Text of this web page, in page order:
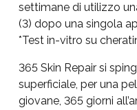
settimane di utilizzo
(3) dopo una singola
*Test in-vitro su
365 Skin Repair si
superficiale, per una
giovane, 365 giorni